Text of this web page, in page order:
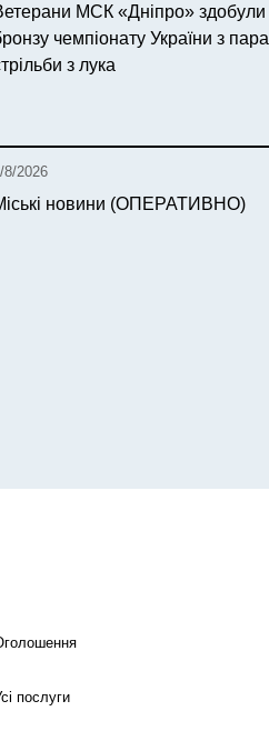
МСК «Дніпро» здобули
чемпіонату України з пара
з лука
8/2026
новини (ОПЕРАТИВНО)
послуги